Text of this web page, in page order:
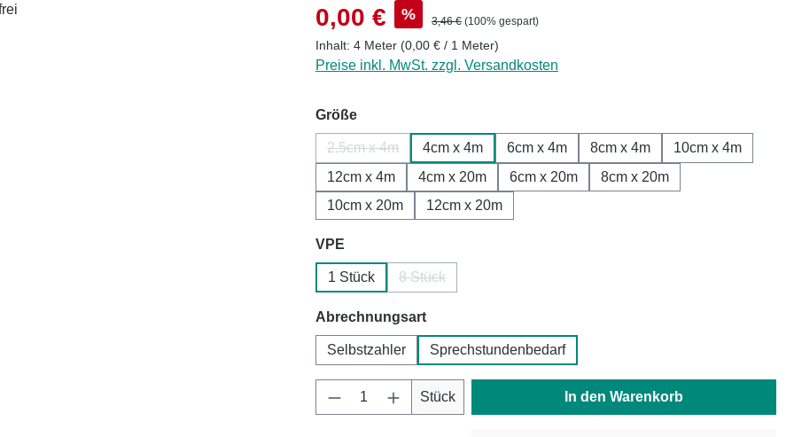
Verkaufspreis:
0,00 € % Regulärer Preis:
3,46 € (100% gespart)
Inhalt: 4 Meter (0,00 € / 1 Meter)
Preise inkl. MwSt. zzgl. Versandkosten
Größeauswählen
2,5cm x 4m
(Diese Option ist zurzeit nicht verfügbar.)
4cm x 4m 6cm x 4m 8cm x 4m
10cm x 4m
12cm x 4m
4cm x 20m 6cm x 20m
8cm x 20m
10cm x 20m
12cm x 20m
VPE
1 Stück 8 Stück
Abrechnungsartauswählen
Selbstzahler Sprechstundenbedarf
Produkt Anzahl: Gib den gewünschten Wert ein
Stück In den Warenkorb